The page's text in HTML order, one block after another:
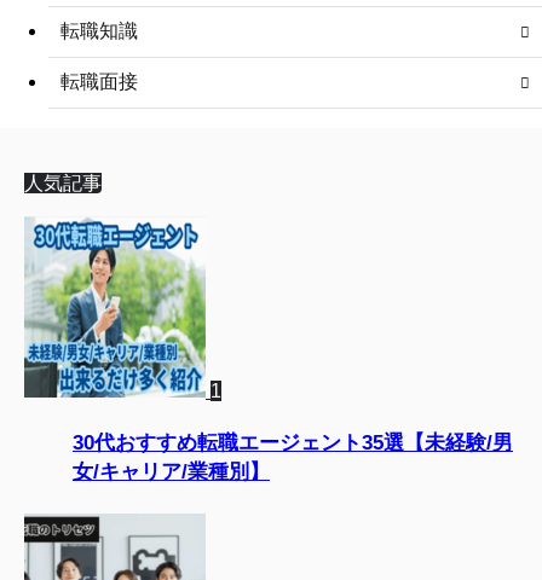
転職知識
転職面接
人気記事
1
30代おすすめ転職エージェント35選【未経験/男
女/キャリア/業種別】